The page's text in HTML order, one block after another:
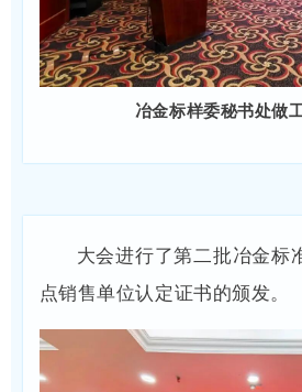
冶金标样委秘书处做
大会进行了第二批冶金标
点销售单位认定证书的颁发。